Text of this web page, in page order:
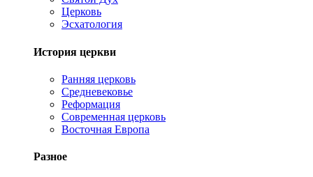
Церковь
Эсхатология
История церкви
Ранняя церковь
Средневековье
Реформация
Современная церковь
Восточная Европа
Разное